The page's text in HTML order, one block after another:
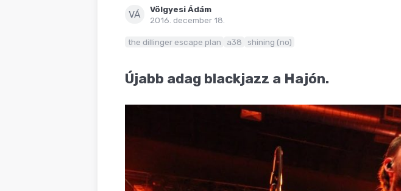
VÁ
Völgyesi Ádám
2016. december 18.
the dillinger escape plan a38 shining (no)
Újabb adag blackjazz a Hajón.